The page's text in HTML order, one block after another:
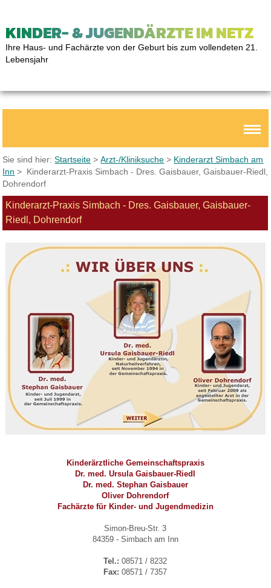
KINDER- & JUGENDÄRZTE IM NETZ
Ihre Haus- und Fachärzte von der Geburt bis zum vollendeten 21.
Lebensjahr
Sie sind hier:Startseite >Arzt-/Kliniksuche > Kinderarzt Simbach am
Inn > Kinderarzt-Praxis Simbach - Dres. Gaisbauer, Gaisbauer-Riedl,
Dohrendorf
Kinderarzt-Praxis Simbach - Dres. Gaisbauer, Gaisbauer-
Riedl, Dohrendorf
Kinderärztliche Gemeinschaftspraxis
Dr. med. Ursula Gaisbauer-Riedl
Dr. med. Stephan Gaisbauer
Oliver Dohrendorf
Fachärzte für Kinder- und Jugendmedizin
Simon-Breu-Str. 3
84359 - Simbach am Inn
Tel.: 08571 / 8232
Fax: 08571 / 7357